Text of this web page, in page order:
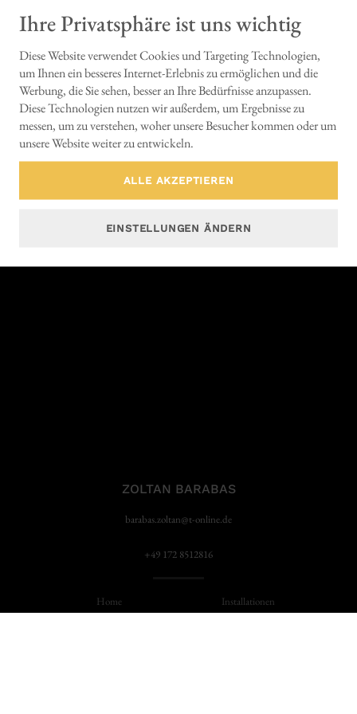
Ihre Privatsphäre ist uns wichtig
Diese Website verwendet Cookies und Targeting Technologien,
um Ihnen ein besseres Internet-Erlebnis zu ermöglichen und die
Werbung, die Sie sehen, besser an Ihre Bedürfnisse anzupassen.
Diese Technologien nutzen wir außerdem, um Ergebnisse zu
messen, um zu verstehen, woher unsere Besucher kommen oder um
unsere Website weiter zu entwickeln.
ALLE AKZEPTIEREN
EINSTELLUNGEN ÄNDERN
KONTAKT
ZOLTAN BARABAS
barabas.zoltan@t-online.de
+49 172 8512816
Home
Installationen